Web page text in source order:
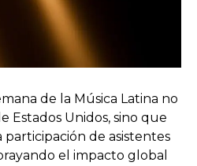
de la Música Latina no
Estados Unidos, sino que
de asistentes
el impacto global